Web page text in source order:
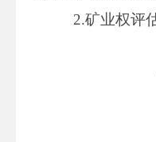
2.矿业权评